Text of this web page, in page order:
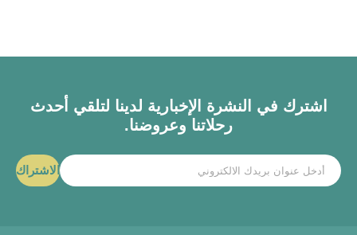
اشترك في النشرة الإخبارية لدينا لتلقي أحدث
رحلاتنا وعروضنا.
الاشتراك